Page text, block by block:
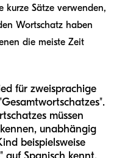
kurze Sätze verwenden,
Wortschatz haben
die meiste Zeit
für zweisprachige
müssen
unabhängig
beispielsweise